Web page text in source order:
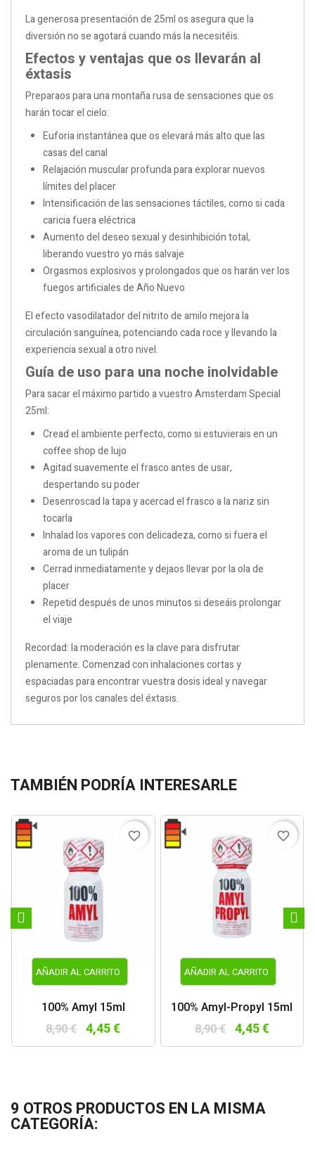
La generosa presentación de 25ml os asegura que la
diversión no se agotará cuando más la necesitéis.
Efectos y ventajas que os llevarán al
éxtasis
Preparaos para una montaña rusa de sensaciones que os
harán tocar el cielo:
Euforia instantánea que os elevará más alto que las
casas del canal
Relajación muscular profunda para explorar nuevos
límites del placer
Intensificación de las sensaciones táctiles, como si cada
caricia fuera eléctrica
Aumento del deseo sexual y desinhibición total,
liberando vuestro yo más salvaje
Orgasmos explosivos y prolongados que os harán ver los
fuegos artificiales de Año Nuevo
El efecto vasodilatador del nitrito de amilo mejora la
circulación sanguínea, potenciando cada roce y llevando la
experiencia sexual a otro nivel.
Guía de uso para una noche inolvidable
Para sacar el máximo partido a vuestro Amsterdam Special
25ml:
Cread el ambiente perfecto, como si estuvierais en un
coffee shop de lujo
Agitad suavemente el frasco antes de usar,
despertando su poder
Desenroscad la tapa y acercad el frasco a la nariz sin
tocarla
Inhalad los vapores con delicadeza, como si fuera el
aroma de un tulipán
Cerrad inmediatamente y dejaos llevar por la ola de
placer
Repetid después de unos minutos si deseáis prolongar
el viaje
Recordad: la moderación es la clave para disfrutar
plenamente. Comenzad con inhalaciones cortas y
espaciadas para encontrar vuestra dosis ideal y navegar
seguros por los canales del éxtasis.
TAMBIÉN PODRÍA INTERESARLE
AÑADIR AL CARRITO
100% Amyl 15ml
8,90 € 4,45 €
favorite_border
AÑADIR AL CARRITO
100% Amyl-Propyl 15ml
8,90 € 4,45 €
favorite_border
9 OTROS PRODUCTOS EN LA MISMA
CATEGORÍA: